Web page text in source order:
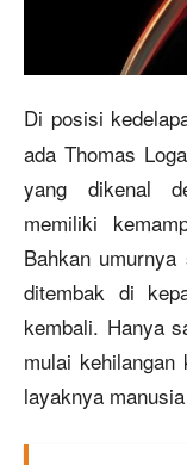
Di posisi
ada Thomas
yang dikenal
memiliki
Bahkan
ditembak di
kembali. Hanya
mulai
layaknya